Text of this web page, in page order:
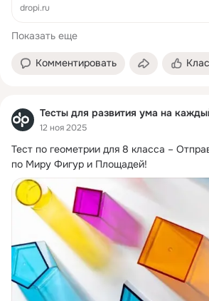
dropi.ru
Показать еще
Комментировать
Тесты для развития ума на
12 ноя 2025
Тест по геометрии для 8 класса –
по Миру Фигур и Площадей!